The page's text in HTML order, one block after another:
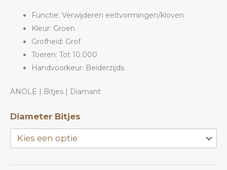
Functie: Verwijderen eeltvormingen/kloven
Kleur: Groen
Grofheid: Grof
Toeren: Tot 10.000
Handvoorkeur: Beiderzijds
ANOLE | Bitjes | Diamant
Diameter Bitjes
Diamant
Bitje
DVG